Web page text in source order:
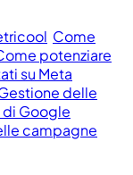
Come
potenziare
su Meta
delle
di Google
campagne